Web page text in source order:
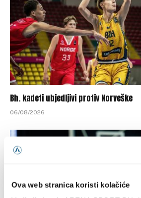
Ova web stranica koristi kolačiće
Bh. kadeti ubjedljivi protiv Norveške
06/08/2026